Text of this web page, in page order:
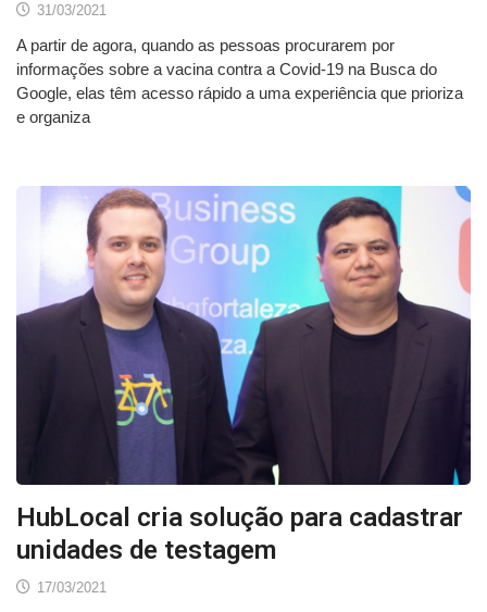
31/03/2021
A partir de agora, quando as pessoas procurarem por
informações sobre a vacina contra a Covid-19 na Busca do
Google, elas têm acesso rápido a uma experiência que prioriza
e organiza
HubLocal cria solução para cadastrar
unidades de testagem
17/03/2021